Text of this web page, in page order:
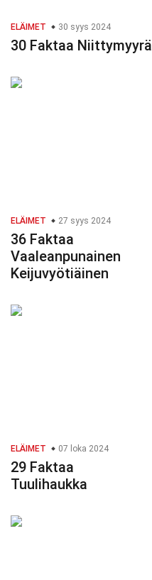
ELÄIMET 30 syys 2024
30 Faktaa Niittymyyrä
ELÄIMET 27 syys 2024
36 Faktaa
Vaaleanpunainen
Keijuvyötiäinen
ELÄIMET 07 loka 2024
29 Faktaa
Tuulihaukka